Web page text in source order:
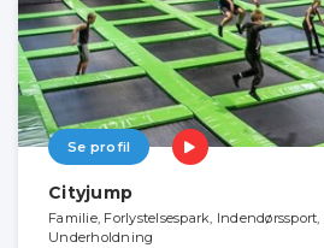
Se profil
Cityjump
Familie, Forlystelsespark,
Underholdning